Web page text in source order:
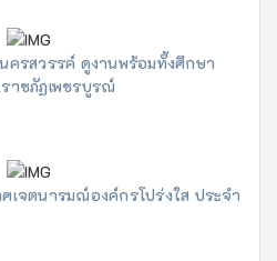
ครสวรรค์ ดูงานพร้อมทั้งศึกษา
าชภัฏเพชรบูรณ์
เจตนารมณ์องค์กรโปร่งใส ประจำ